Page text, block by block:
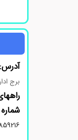
آدرس:
برج